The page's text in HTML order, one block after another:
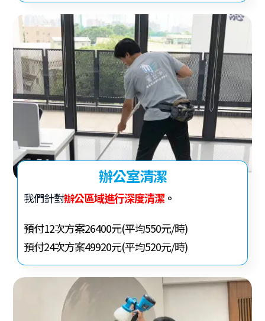
辦公室清潔
我們針對辦公區域進行深度清潔。
預付12次方案26400元(平均550元/時)
預付24次方案49920元(平均520元/時)